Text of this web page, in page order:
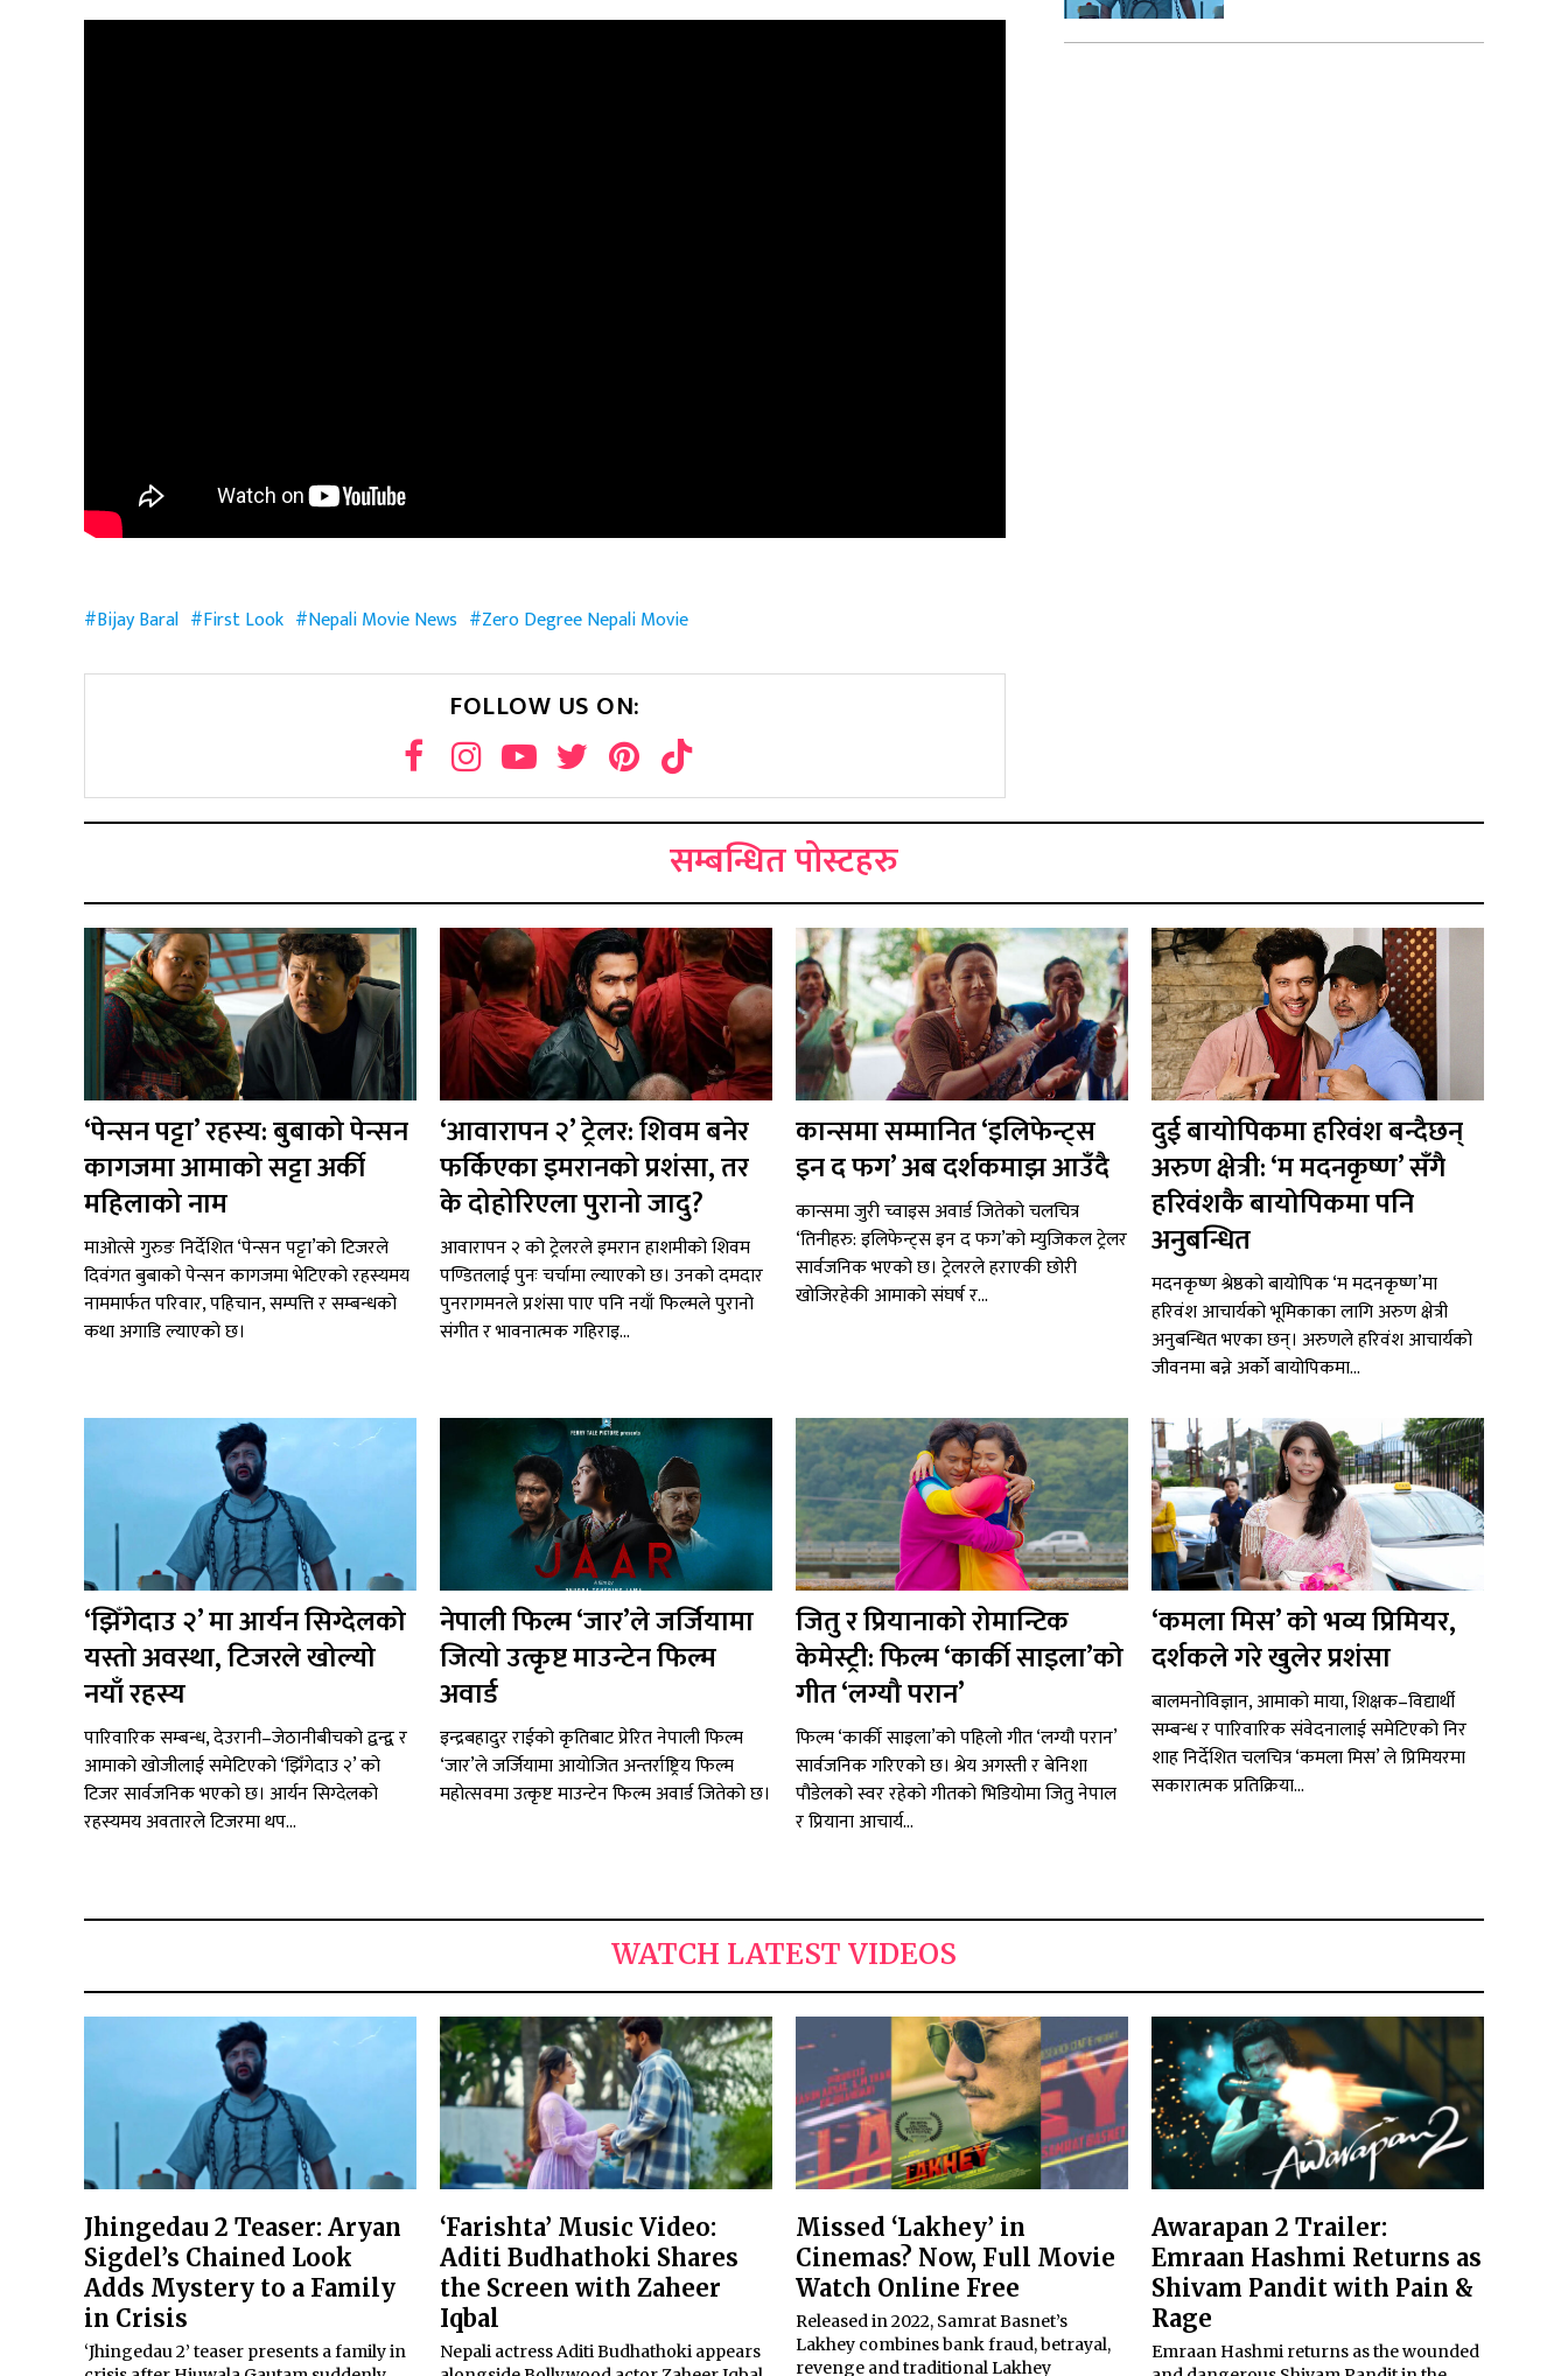
Bijay Baral First Look Nepali Movie News Zero Degree Nepali Movie
FOLLOW US ON:
सम्बन्धित पोस्टहरु
‘पेन्सन पट्टा’ रहस्य: बुबाको पेन्सन
कागजमा आमाको सट्टा अर्की
महिलाको नाम
माओत्से गुरुङ निर्देशित ‘पेन्सन पट्टा’को टिजरले
दिवंगत बुबाको पेन्सन कागजमा भेटिएको रहस्यमय
नाममार्फत परिवार, पहिचान, सम्पत्ति र सम्बन्धको
कथा अगाडि ल्याएको छ।
‘आवारापन २’ ट्रेलर: शिवम बनेर
फर्किएका इमरानको प्रशंसा, तर
के दोहोरिएला पुरानो जादु?
आवारापन २ को ट्रेलरले इमरान हाशमीको शिवम
पण्डितलाई पुनः चर्चामा ल्याएको छ। उनको दमदार
पुनरागमनले प्रशंसा पाए पनि नयाँ फिल्मले पुरानो
संगीत र भावनात्मक गहिराइ...
कान्समा सम्मानित ‘इलिफेन्ट्स
इन द फग’ अब दर्शकमाझ आउँदै
कान्समा जुरी च्वाइस अवार्ड जितेको चलचित्र
‘तिनीहरु: इलिफेन्ट्स इन द फग’को म्युजिकल ट्रेलर
सार्वजनिक भएको छ। ट्रेलरले हराएकी छोरी
खोजिरहेकी आमाको संघर्ष र...
दुई बायोपिकमा हरिवंश बन्दैछन्
अरुण क्षेत्री: ‘म मदनकृष्ण’ सँगै
हरिवंशकै बायोपिकमा पनि
अनुबन्धित
मदनकृष्ण श्रेष्ठको बायोपिक ‘म मदनकृष्ण’मा
हरिवंश आचार्यको भूमिकाका लागि अरुण क्षेत्री
अनुबन्धित भएका छन्। अरुणले हरिवंश आचार्यको
जीवनमा बन्ने अर्को बायोपिकमा...
‘झिँगेदाउ २’ मा आर्यन सिग्देलको
यस्तो अवस्था, टिजरले खोल्यो
नयाँ रहस्य
पारिवारिक सम्बन्ध, देउरानी–जेठानीबीचको द्वन्द्व र
आमाको खोजीलाई समेटिएको ‘झिँगेदाउ २’ को
टिजर सार्वजनिक भएको छ। आर्यन सिग्देलको
रहस्यमय अवतारले टिजरमा थप...
नेपाली फिल्म ‘जार’ले जर्जियामा
जित्यो उत्कृष्ट माउन्टेन फिल्म
अवार्ड
इन्द्रबहादुर राईको कृतिबाट प्रेरित नेपाली फिल्म
‘जार’ले जर्जियामा आयोजित अन्तर्राष्ट्रिय फिल्म
महोत्सवमा उत्कृष्ट माउन्टेन फिल्म अवार्ड जितेको छ।
जितु र प्रियानाको रोमान्टिक
केमेस्ट्री: फिल्म ‘कार्की साइला’को
गीत ‘लग्यौ परान’
फिल्म ‘कार्की साइला’को पहिलो गीत ‘लग्यौ परान’
सार्वजनिक गरिएको छ। श्रेय अगस्ती र बेनिशा
पौडेलको स्वर रहेको गीतको भिडियोमा जितु नेपाल
र प्रियाना आचार्य...
‘कमला मिस’ को भव्य प्रिमियर,
दर्शकले गरे खुलेर प्रशंसा
बालमनोविज्ञान, आमाको माया, शिक्षक–विद्यार्थी
सम्बन्ध र पारिवारिक संवेदनालाई समेटिएको निर
शाह निर्देशित चलचित्र ‘कमला मिस’ ले प्रिमियरमा
सकारात्मक प्रतिक्रिया...
WATCH LATEST VIDEOS
Jhingedau 2 Teaser: Aryan
Sigdel’s Chained Look
Adds Mystery to a Family
in Crisis
‘Jhingedau 2’ teaser presents a family in
‘Farishta’ Music Video:
Aditi Budhathoki Shares
the Screen with Zaheer
Iqbal
Nepali actress Aditi Budhathoki appears
Missed ‘Lakhey’ in
Cinemas? Now, Full Movie
Watch Online Free
Released in 2022, Samrat Basnet’s
Lakhey combines bank fraud, betrayal,
revenge and traditional Lakhey
Awarapan 2 Trailer:
Emraan Hashmi Returns as
Shivam Pandit with Pain &
Rage
Emraan Hashmi returns as the wounded